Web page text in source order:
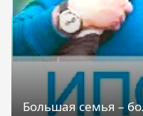
Большая семья –